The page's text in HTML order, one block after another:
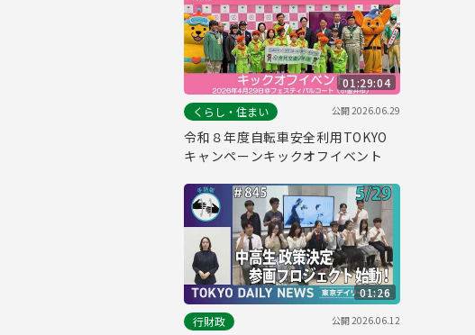
01:29:04
くらし・住まい
公開2026.06.29
令和８年度自転車安全利用TOKYO
キャンペーンキックオフイベント
01:26
行財政
公開2026.06.12